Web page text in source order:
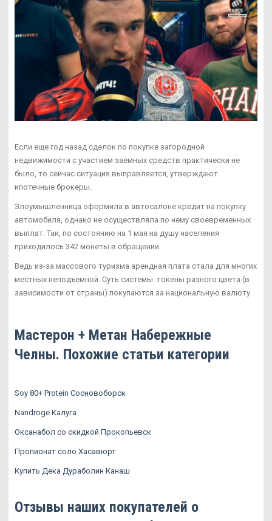
Если еще год назад сделок по покупке загородной
недвижимости с участием заемных средств практически не
было, то сейчас ситуация выправляется, утверждают
ипотечные брокеры.
Злоумышленница оформила в автосалоне кредит на покупку
автомобиля, однако не осуществляла по нему своевременных
выплат. Так, по состоянию на 1 мая на душу населения
приходилось 342 монеты в обращении.
Ведь из-за массового туризма арендная плата стала для многих
местных неподъемной. Суть системы: токены разного цвета (в
зависимости от страны) покупаются за национальную валюту.
Мастерон + Метан Набережные
Челны. Похожие статьи категории
Soy 80+ Protein Сосновоборск
Nandroge Калуга
Оксанабол со скидкой Прокопьевск
Пропионат соло Хасавюрт
Купить Дека Дураболин Канаш
Отзывы наших покупателей о